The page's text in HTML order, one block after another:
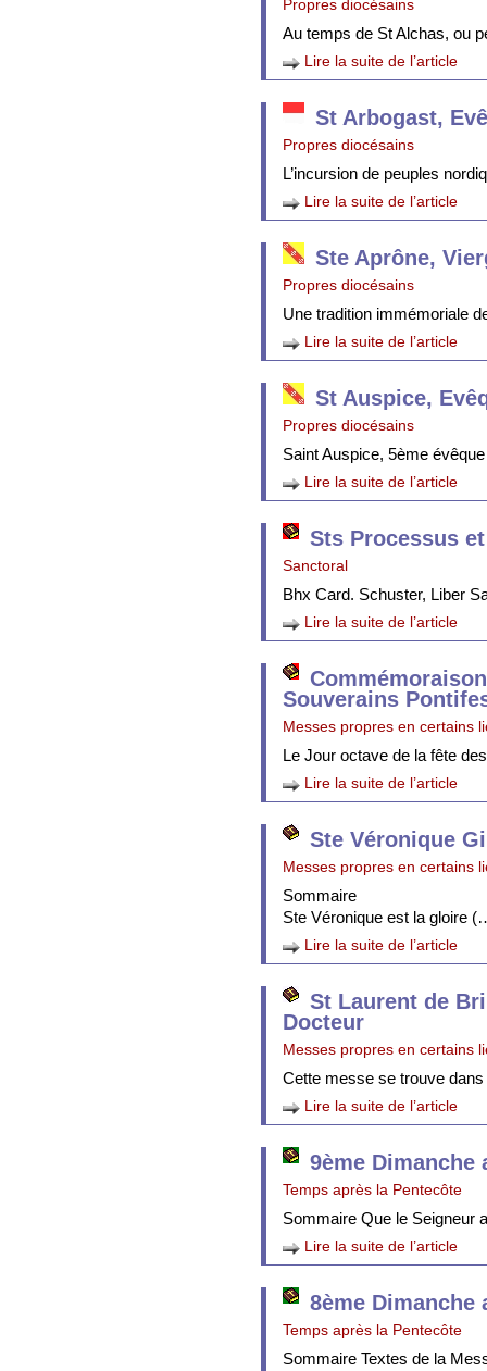
Propres diocésains
Au temps de St Alchas, ou
Lire la suite de l’article
St Arbogast,
Propres diocésains
L’incursion de peuples
Lire la suite de l’article
Ste Aprône,
Propres diocésains
Une tradition immémoriale
Lire la suite de l’article
St Auspice,
Propres diocésains
Saint Auspice, 5ème
Lire la suite de l’article
Sts Processus
Sanctoral
Bhx Card. Schuster, Liber
Lire la suite de l’article
Souverains
Messes propres en certains
Le Jour octave de la fête
Lire la suite de l’article
Ste Véronique
Messes propres en certains
Sommaire
Ste Véronique est la gloire
Lire la suite de l’article
St Laurent de
Docteur
Messes propres en certains
Cette messe se trouve
Lire la suite de l’article
9ème Dimanche
Temps après la Pentecôte
Sommaire Que le Seigneur
Lire la suite de l’article
8ème Dimanche
Temps après la Pentecôte
Sommaire Textes de la